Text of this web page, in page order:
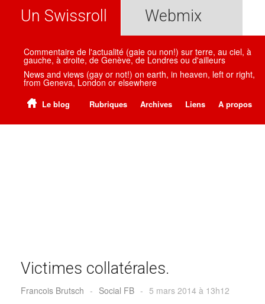
Un Swissroll Webmix
Commentaire de l'actualité (gaie ou non!) sur terre, au ciel, à
gauche, à droite, de Genève, de Londres ou d'ailleurs
News and views (gay or not!) on earth, in heaven, left or right,
from Geneva, London or elsewhere
Le blog Rubriques Archives Liens A propos
Victimes collatérales.
Francois Brutsch - Social FB - 5 mars 2014 à 13h12